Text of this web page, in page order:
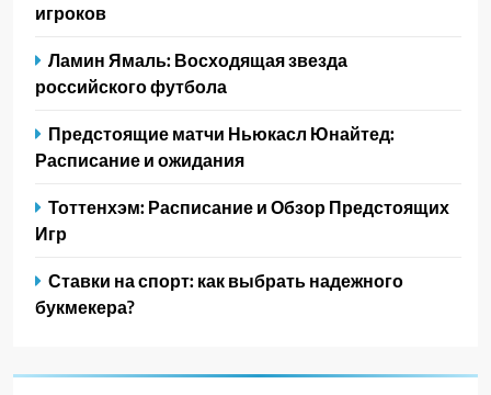
игроков
Ламин Ямаль: Восходящая звезда
российского футбола
Предстоящие матчи Ньюкасл Юнайтед:
Расписание и ожидания
Тоттенхэм: Расписание и Обзор Предстоящих
Игр
Ставки на спорт: как выбрать надежного
букмекера?